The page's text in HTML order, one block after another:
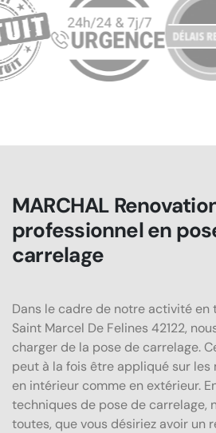
MARCHAL
professionnel en
carrelage
Dans le cadre de notre activité en
Saint Marcel De Felines 42122,
charger de la pose de carrelage.
peut à la fois être appliqué sur les
en intérieur comme en extérieur.
techniques de pose de carrelage,
toutes, que vous désiriez avoir un